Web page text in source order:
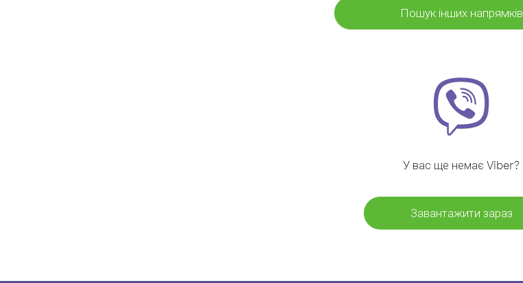
Пошук інших напрямків
У вас ще немає Viber?
Завантажити зараз